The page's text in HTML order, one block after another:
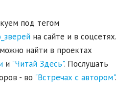
под тегом
на сайте и в соцсетях.
найти в проектах
и "Читай Здесь". Послушать
- во "Встречах с автором".